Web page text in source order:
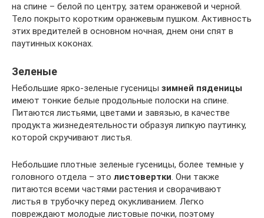
на спине – белой по центру, затем оранжевой и черной.
Тело покрыто коротким оранжевым пушком. Активность
этих вредителей в основном ночная, днем они спят в
паутинных коконах.
Зеленые
Небольшие ярко-зеленые гусеницы зимней пяденицы
имеют тонкие белые продольные полоски на спине.
Питаются листьями, цветами и завязью, в качестве
продукта жизнедеятельности образуя липкую паутинку,
которой скручивают листья.
Небольшие плотные зеленые гусеницы, более темные у
головного отдела – это листовертки. Они также
питаются всеми частями растения и сворачивают
листья в трубочку перед окукливанием. Легко
повреждают молодые листовые почки, поэтому